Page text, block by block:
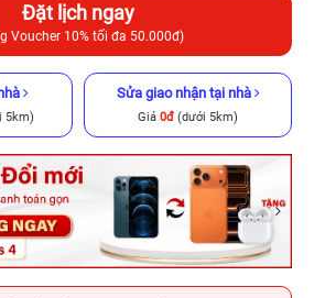
Đặt lịch ngay
Voucher 10% tối đa 50.000đ)
5km)
Sửa giao nhận tại nhà
Giá 0đ (dưới 5km)